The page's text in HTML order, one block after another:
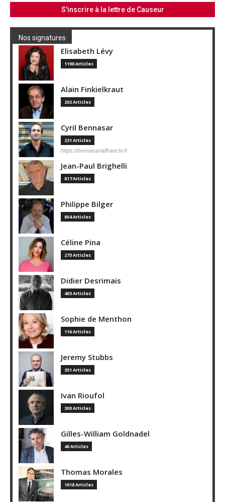
Nos signatures
Elisabeth Lévy
1190 Articles
Alain Finkielkraut
202 Articles
Cyril Bennasar
231 Articles
https://bennasarlaffranchi.fr
Jean-Paul Brighelli
817 Articles
Philippe Bilger
804 Articles
Céline Pina
273 Articles
Didier Desrimais
403 Articles
Sophie de Menthon
116 Articles
Jeremy Stubbs
351 Articles
Ivan Rioufol
300 Articles
Gilles-William Goldnadel
40 Articles
Thomas Morales
1018 Articles